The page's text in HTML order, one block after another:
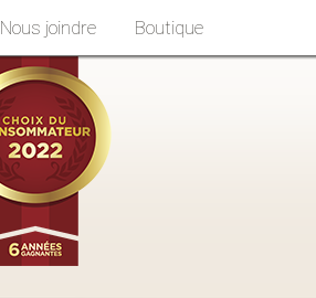
Boutique
Nous joindre